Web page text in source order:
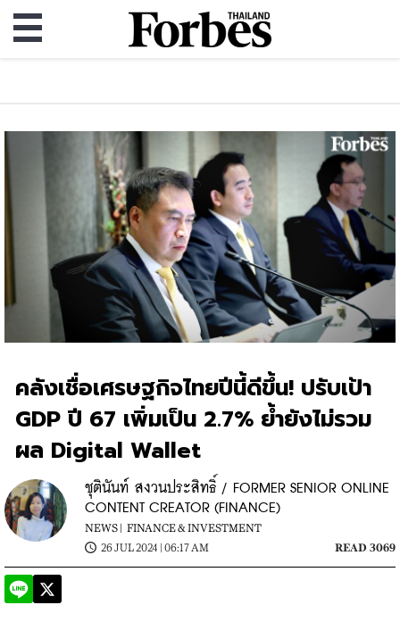
คลังเชื่อเศรษฐกิจไทยปีนี้ดีขึ้น! ปรับเป้า
GDP ปี 67 เพิ่มเป็น 2.7% ย้ำยังไม่รวม
ผล Digital Wallet
ชุตินันท์ สงวนประสิทธิ์ / FORMER SENIOR ONLINE
CONTENT CREATOR (FINANCE)
NEWS | FINANCE & INVESTMENT
26 JUL 2024 | 06:17 AM
READ 3069